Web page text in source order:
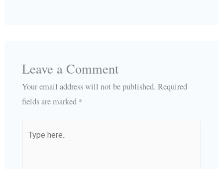
Leave a Comment
Your email address will not be published. Required
fields are marked *
here..